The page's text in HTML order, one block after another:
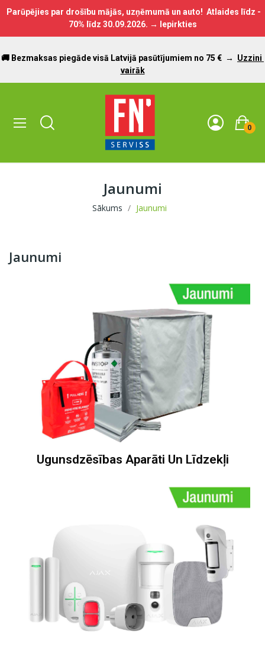
Parūpējies par drošību mājās, uzņēmumā un auto! Atlaides līdz -
70% līdz 30.09.2026. → Iepirkties
🚚 Bezmaksas piegāde visā Latvijā pasūtījumiem no 75 € → Uzzini
vairāk
0
Jaunumi
Sākums Jaunumi
Jaunumi
Ugunsdzēsības Aparāti Un Līdzekļi